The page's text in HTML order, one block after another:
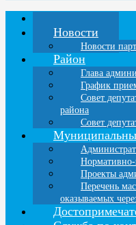
Новости
Новости
Район
Глава
График
Совет
района
Совет
Проекты
Перечень
оказываемых